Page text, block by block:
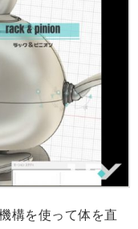
構を使って体を直